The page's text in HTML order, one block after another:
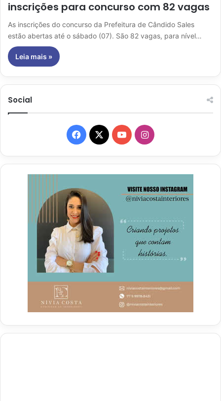
inscrições para concurso com 82 vagas
As inscrições do concurso da Prefeitura de Cândido Sales
estão abertas até o sábado (07). São 82 vagas, para nível…
Leia mais »
Social
Facebook
X YouTubeInstagram